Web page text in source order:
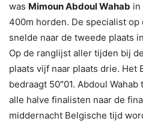
was Mimoun Abdoul Wahab in
400m horden. De specialist op
snelde naar de tweede plaats
Op de ranglijst aller tijden bij
plaats vijf naar plaats drie. Het
bedraagt 50″01. Abdoul
alle halve finalisten naar de
middernacht Belgische tijd